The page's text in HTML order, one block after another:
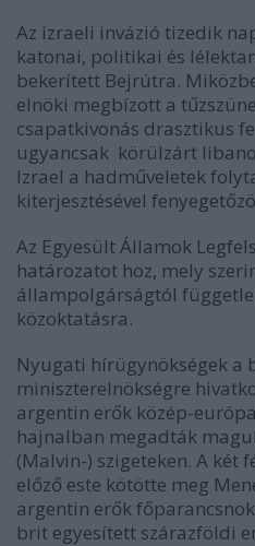
Az izraeli invázió tizedik
katonai, politikai és
bekerített Bejrútra.
elnöki megbízott a
csapatkivonás drasztikus
ugyancsak körülzárt
Izrael a hadműveletek
kiterjesztésével
Az Egyesült Államok
határozatot hoz, mely
állampolgárságtól
közoktatásra.
Nyugati hírügynökségek a
miniszterelnökségre
argentin erők közép-
hajnalban megadták
(Malvin-) szigeteken. A két
előző este kötötte meg
argentin erők
brit egyesített szárazföldi